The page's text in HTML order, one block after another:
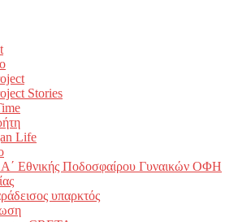
Stories
Life
Εθνικής Ποδοσφαίρου Γυναικών ΟΦΗ
υπαρκτός